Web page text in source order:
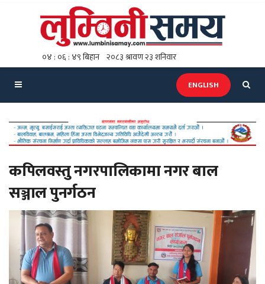
ENGLISH
कपिलवस्तु नगरपालिकामा नगर बाल
सञ्जाल पुनर्गठन